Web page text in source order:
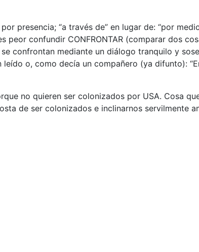
presencia; “a través de” en lugar de: “por
peor confundir CONFRONTAR (comparar dos
confrontan mediante un diálogo tranquilo y
o, como decía un compañero (ya difunto):
no quieren ser colonizados por USA. Cosa
de ser colonizados e inclinarnos servilmente